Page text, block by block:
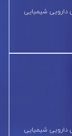
دارویی شیمیایی
دارویی شیمیایی